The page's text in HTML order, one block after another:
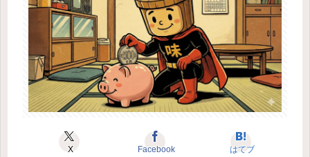
X Facebook はてブ